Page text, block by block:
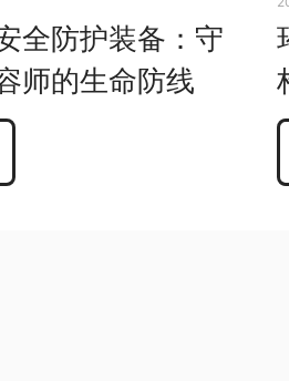
全防护装备：守
师的生命防线